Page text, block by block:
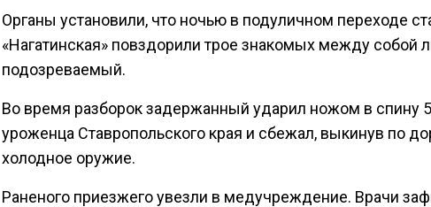
Органы установили, что ночью в подуличном переходе
«Нагатинская» повздорили трое знакомых между собой
подозреваемый.
Во время разборок задержанный ударил ножом в спину
уроженца Ставропольского края и сбежал, выкинув по
холодное оружие.
Раненого приезжего увезли в медучреждение. Врачи